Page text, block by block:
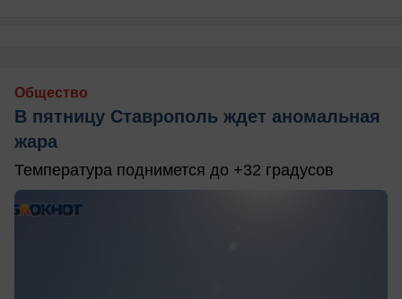
Общество
В пятницу Ставрополь ждет аномальная
жара
Температура поднимется до +32 градусов